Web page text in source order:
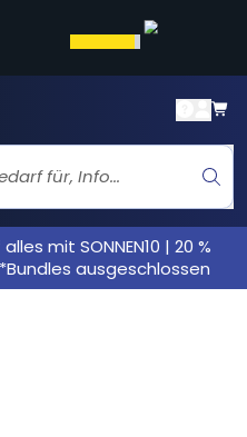
mit SONNEN10 | 20 %
ausgeschlossen